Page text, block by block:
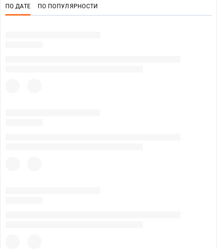
ПО ДАТЕ ПО ПОПУЛЯРНОСТИ